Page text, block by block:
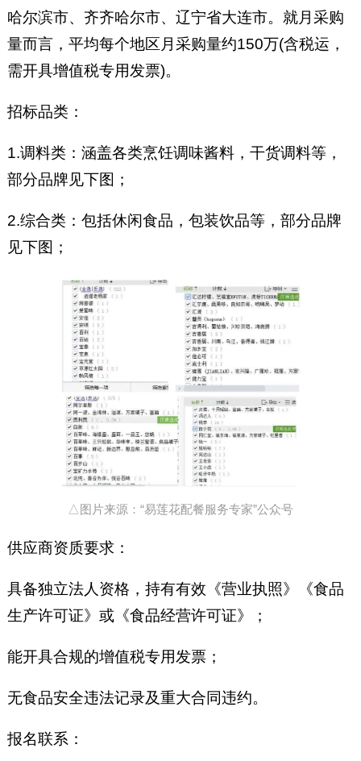
哈尔滨市、齐齐哈尔市、辽宁省大连市。就月采购
量而言，平均每个地区月采购量约150万(含税运，
需开具增值税专用发票)。
招标品类：
1.调料类：涵盖各类烹饪调味酱料，干货调料等，
部分品牌见下图；
2.综合类：包括休闲食品，包装饮品等，部分品牌
见下图；
△图片来源：“易莲花配餐服务专家”公众号
供应商资质要求：
具备独立法人资格，持有有效《营业执照》《食品
生产许可证》或《食品经营许可证》；
能开具合规的增值税专用发票；
无食品安全违法记录及重大合同违约。
报名联系：